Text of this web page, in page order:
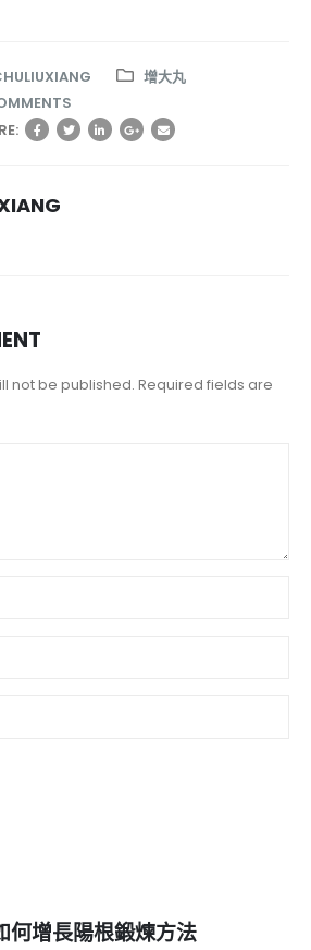
增大丸
not be published. Required fields are
何增長陽根鍛煉方法